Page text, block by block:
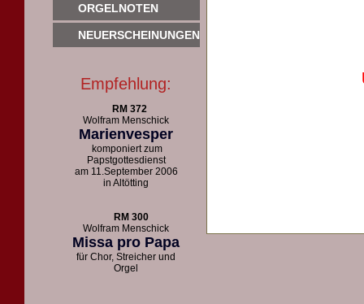
ORGELNOTEN
NEUERSCHEINUNGEN
Empfehlung:
RM 372
Wolfram Menschick
Marienvesper
komponiert zum
Papstgottesdienst
am 11.September 2006
in Altötting
RM 300
Wolfram Menschick
Missa pro Papa
für Chor, Streicher und
Orgel